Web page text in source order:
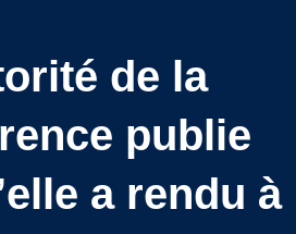
de la
publie
a rendu à